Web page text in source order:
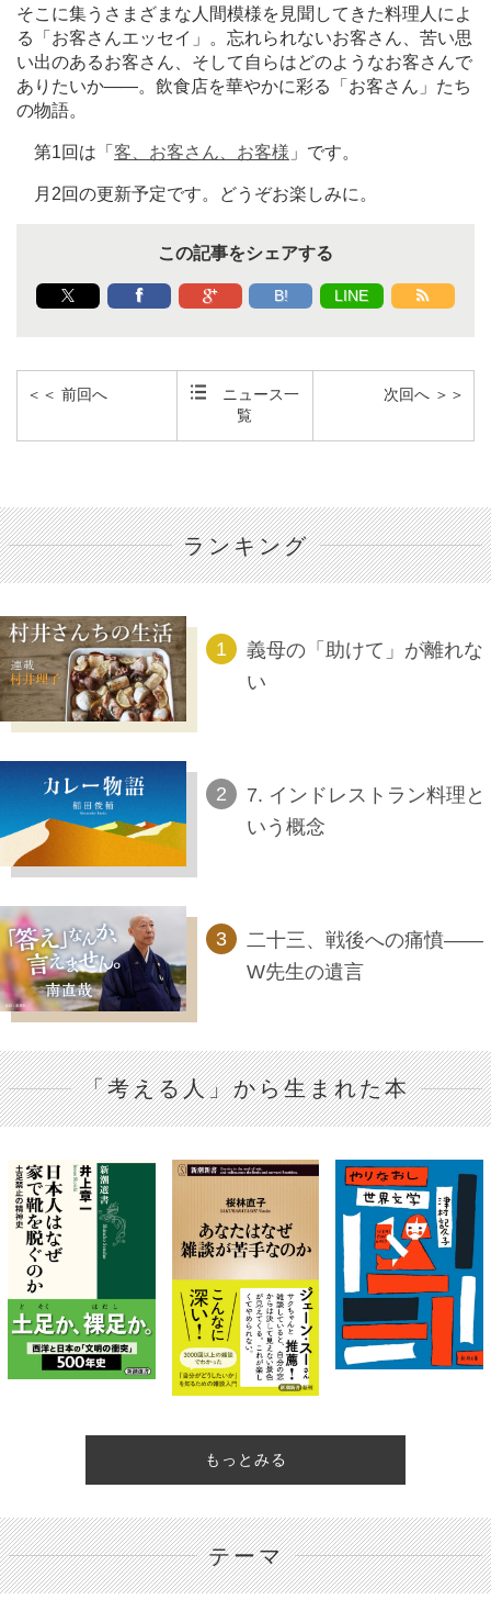
そこに集うさまざまな人間模様を見聞してきた料理人によ
る「お客さんエッセイ」。忘れられないお客さん、苦い思
い出のあるお客さん、そして自らはどのようなお客さんで
ありたいか――。飲食店を華やかに彩る「お客さん」たち
の物語。
第1回は「 客、お客さん、お客様 」です。
月2回の更新予定です。どうぞお楽しみに。
この記事をシェアする
B! LINE
＜＜ 前回へ
ニュース一
覧
次回へ ＞＞
ランキング
義母の「助けて」が離れな
い
7. インドレストラン料理と
いう概念
二十三、戦後への痛憤――
W先生の遺言
「考える人」から生まれた本
もっとみる
テーマ